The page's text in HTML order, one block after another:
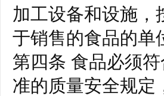
加工设备和设施
于销售的食品的单
第四条 食品必须
准的质量安全规